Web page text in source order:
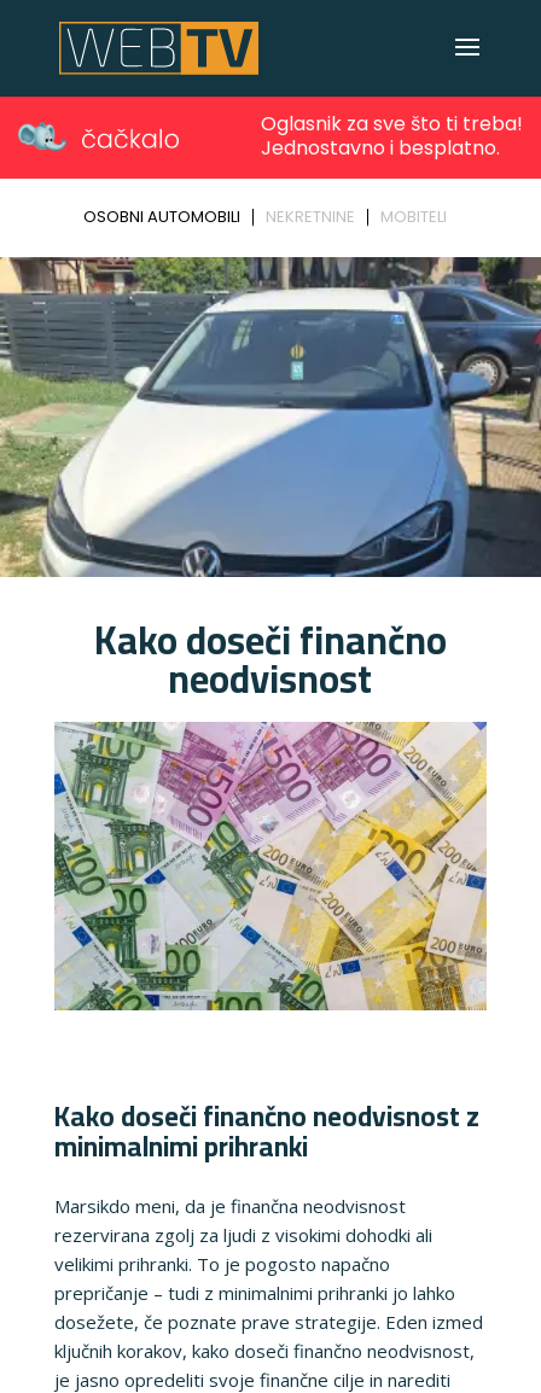
Kako doseči finančno
neodvisnost
Kako doseči finančno neodvisnost z
minimalnimi prihranki
Marsikdo meni, da je finančna neodvisnost
rezervirana zgolj za ljudi z visokimi dohodki ali
velikimi prihranki. To je pogosto napačno
prepričanje – tudi z minimalnimi prihranki jo lahko
dosežete, če poznate prave strategije. Eden izmed
ključnih korakov, kako doseči finančno neodvisnost,
je jasno opredeliti svoje finančne cilje in narediti